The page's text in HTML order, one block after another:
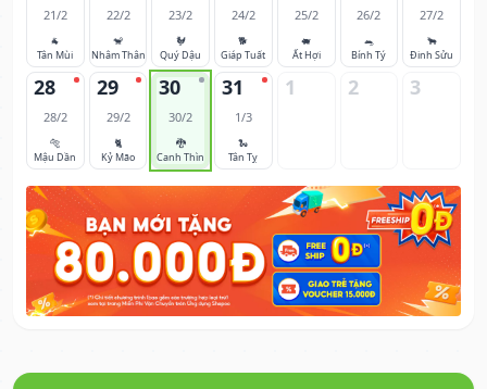
21/2
🐐
Tân Mùi
22/2
🐒
Nhâm Thân
23/2
🐓
Quý Dậu
24/2
🐕
Giáp Tuất
25/2
🐖
Ất Hợi
26/2
🐀
Bính Tý
27/2
🐂
Đinh Sửu
28
28/2
🐅
Mậu Dần
29
29/2
🐈
Kỷ Mão
30
30/2
🐉
Canh Thìn
31
1/3
🐍
Tân Tỵ
1 2 3